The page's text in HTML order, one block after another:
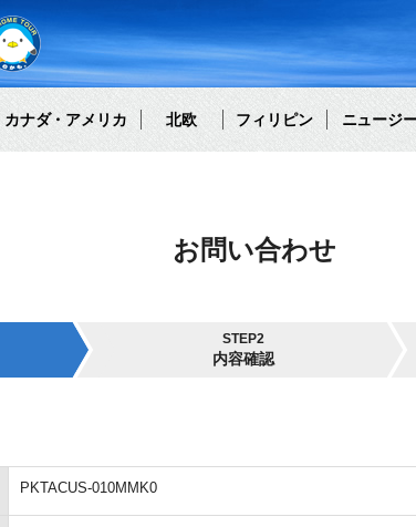
カナダ・アメリカ 北欧 フィリピン ニュージ
お問い合わせ
STEP2
内容確認
PKTACUS-010MMK0